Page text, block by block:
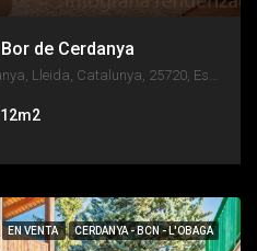
de Cerdanya
m2
EN VENTA CERDANYA - BCN - L'OBAGA